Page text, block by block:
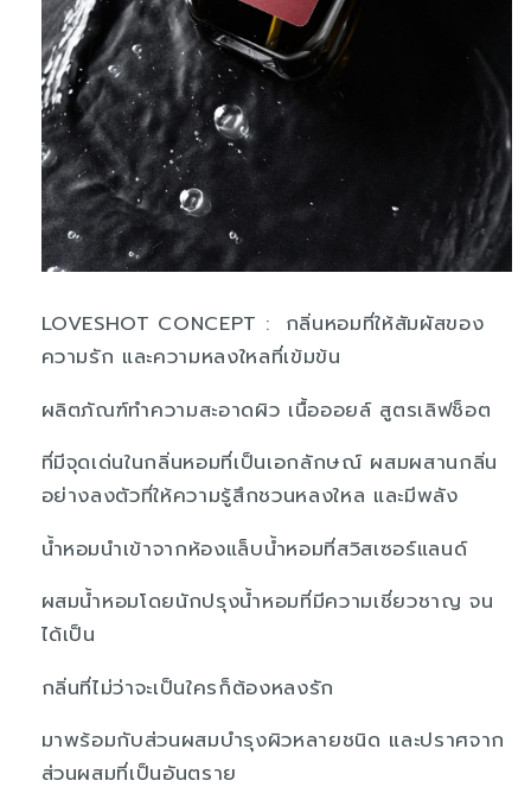
LOVESHOT CONCEPT : กลิ่นหอมที่ให้สัมผัสของ
ความรัก และความหลงใหลที่เข้มข้น
ผลิตภัณฑ์ทำความสะอาดผิว เนื้อออยล์ สูตรเลิฟช็อต
ที่มีจุดเด่นในกลิ่นหอมที่เป็นเอกลักษณ์ ผสมผสานกลิ่น
อย่างลงตัวที่ให้ความรู้สึกชวนหลงใหล และมีพลัง
น้ำหอมนำเข้าจากห้องแล็บน้ำหอมที่สวิสเซอร์แลนด์
ผสมน้ำหอมโดยนักปรุงน้ำหอมที่มีความเชี่ยวชาญ จน
ได้เป็น
กลิ่นที่ไม่ว่าจะเป็นใครก็ต้องหลงรัก
มาพร้อมกับส่วนผสมบำรุงผิวหลายชนิด และปราศจาก
ส่วนผสมที่เป็นอันตราย